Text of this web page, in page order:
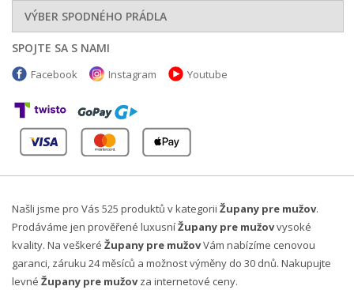
VÝBER SPODNÉHO PRÁDLA
SPOJTE SA S NAMI
Facebook Instagram Youtube
Našli jsme pro Vás 525 produktů v kategorii Župany pre mužov.
Prodáváme jen prověřené luxusníŽupany pre mužovvysoké
kvality. Na veškeré Župany pre mužovVám nabízíme cenovou
garanci, záruku 24 měsíců a možnost výměny do 30 dnů. Nakupujte
levné Župany pre mužovza internetové ceny.